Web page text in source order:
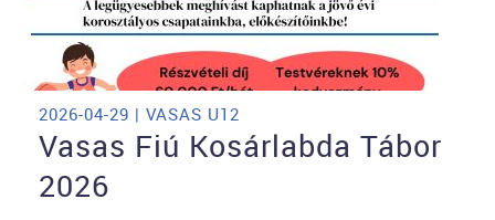
2026-04-29 | VASAS U12
Vasas Fiú Kosárlabda Tábor
2026